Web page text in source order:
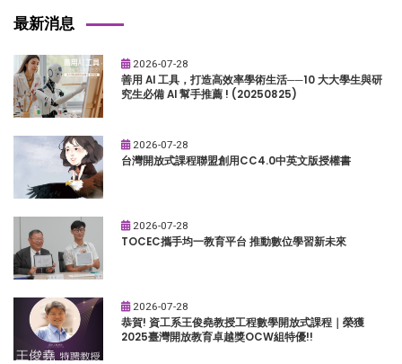
最新消息
2026-07-28
善用 AI 工具，打造高效率學術生活──10 大大學生與研
究生必備 AI 幫手推薦 ! (20250825)
2026-07-28
台灣開放式課程聯盟創用CC4.0中英文版授權書
2026-07-28
TOCEC攜手均一教育平台 推動數位學習新未來
2026-07-28
恭賀! 資工系王俊堯教授工程數學開放式課程｜榮獲
2025臺灣開放教育卓越獎OCW組特優!!